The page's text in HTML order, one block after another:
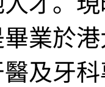
業於
及牙